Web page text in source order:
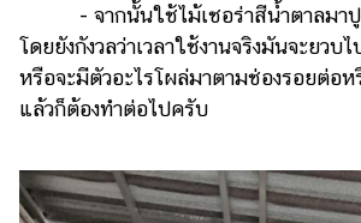
- จากนั้นใช้ไม้เชอร่าสีน้ำตาลมาปู
โดยยังกังวลว่าเวลาใช้งานจริงมันจะยวบ
หรือจะมีตัวอะไรโผล่มาตามช่องรอยต่อ
แล้วก็ต้องทำต่อไปครับ